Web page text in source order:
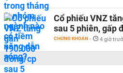
Cổ phiếu VNZ
sau 5 phiên, gấp
CHỨNG KHOÁN - 4 giờ